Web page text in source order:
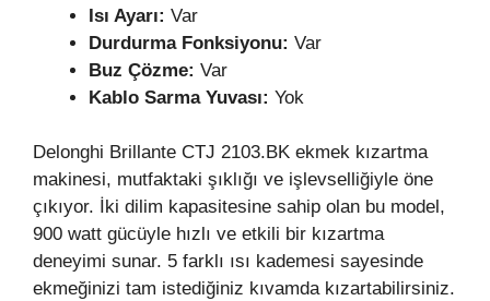
Isı Ayarı: Var
Durdurma Fonksiyonu: Var
Buz Çözme: Var
Kablo Sarma Yuvası: Yok
Delonghi Brillante CTJ 2103.BK ekmek kızartma
makinesi, mutfaktaki şıklığı ve işlevselliğiyle öne
çıkıyor. İki dilim kapasitesine sahip olan bu model,
900 watt gücüyle hızlı ve etkili bir kızartma
deneyimi sunar. 5 farklı ısı kademesi sayesinde
ekmeğinizi tam istediğiniz kıvamda kızartabilirsiniz.